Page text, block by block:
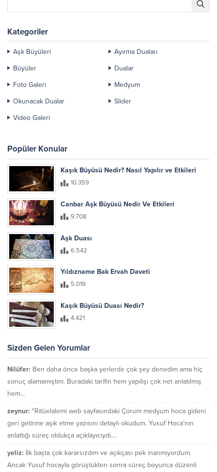
Kategoriler
Aşk Büyüleri
Ayırma Duaları
Büyüler
Dualar
Foto Galeri
Medyum
Okunacak Dualar
Slider
Video Galeri
Popüler Konular
Kaşık Büyüsü Nedir? Nasıl Yapılır ve Etkileri
10.359
Canbar Aşk Büyüsü Nedir Ve Etkileri
9.708
Aşk Duası
6.542
Yıldızname Bak Ervah Daveti
5.019
Kaşık Büyüsü Duası Nedir?
4.421
Sizden Gelen Yorumlar
Nilüfer: Ben daha önce başka yerlerde çok şey denedim ama hiç
sonuç alamamıştım. Buradaki tarifin hem yapılışı çok net anlatılmış
hem...
zeynur: "Ritüelalemi web sayfasındaki Çorum medyum hoca gideni
geri getirme aşık etme yazısını detaylı okudum. Yusuf Hoca'nın
anlattığı süreç oldukça açıklayıcıydı....
yeliz: İlk başta çok kararsızdım ve açıkçası pek inanmıyordum.
Ancak Yusuf hocayla görüştükten sonra süreç boyunca düzenli